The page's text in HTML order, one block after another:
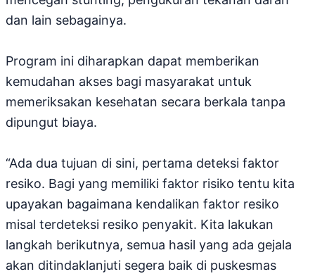
dan lain sebagainya.
Program ini diharapkan dapat memberikan
kemudahan akses bagi masyarakat untuk
memeriksakan kesehatan secara berkala tanpa
dipungut biaya.
“Ada dua tujuan di sini, pertama deteksi faktor
resiko. Bagi yang memiliki faktor risiko tentu kita
upayakan bagaimana kendalikan faktor resiko
misal terdeteksi resiko penyakit. Kita lakukan
langkah berikutnya, semua hasil yang ada gejala
akan ditindaklanjuti segera baik di puskesmas